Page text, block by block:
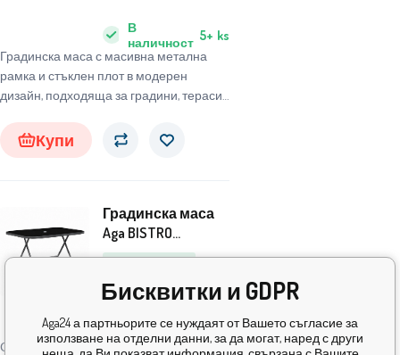
Градинска маса с масивна метална
рамка и стъклен плот в модерен
дизайн, подходяща за градини, тераси,
плажове.
В
наличност 5+ ks
Купи
Безплатно
Градинска маса
Aga BISTRO
MR4358A 140x85x70
Сгъваема градинска маса с масивна
В
наличност 5+ ks
105.70 EUR
Бисквитки и GDPR
Aga24 а партньорите се нуждаят от Вашето съгласие за
използване на отделни данни, за да могат, наред с други